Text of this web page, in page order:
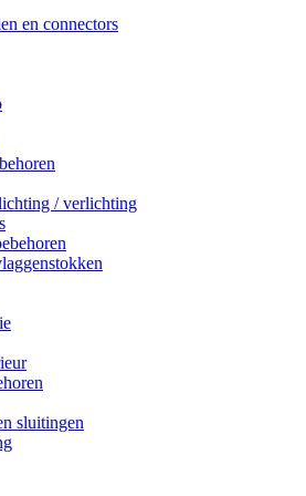
en connectors
/ verlichting
sluitingen